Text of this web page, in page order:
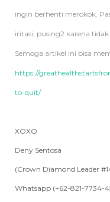
ingin berhenti merokok.
iritasi, pusing2 karena
Semoga artikel ini bisa
https://
to-quit/
XOXO
Deny Sentosa
(Crown Diamond Leader
Whatsapp (+62-821-7734-